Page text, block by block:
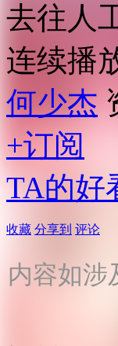
去往人
连续播
何少杰
+订阅
TA的好
收藏 分享到 评论
内容如涉